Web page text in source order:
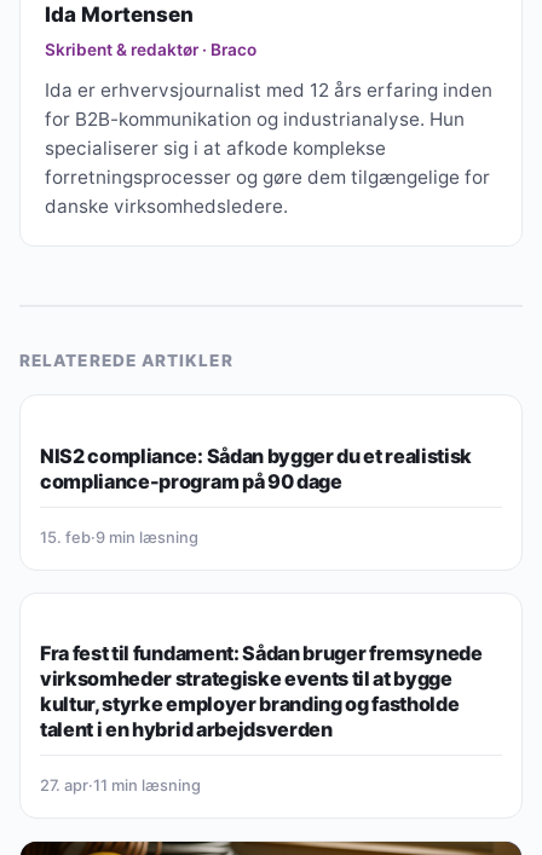
Ida Mortensen
Skribent & redaktør · Braco
Ida er erhvervsjournalist med 12 års erfaring inden
for B2B-kommunikation og industrianalyse. Hun
specialiserer sig i at afkode komplekse
forretningsprocesser og gøre dem tilgængelige for
danske virksomhedsledere.
RELATEREDE ARTIKLER
NIS2 compliance: Sådan bygger du et realistisk
compliance-program på 90 dage
15. feb·9 min læsning
Fra fest til fundament: Sådan bruger fremsynede
virksomheder strategiske events til at bygge
kultur, styrke employer branding og fastholde
talent i en hybrid arbejdsverden
27. apr·11 min læsning